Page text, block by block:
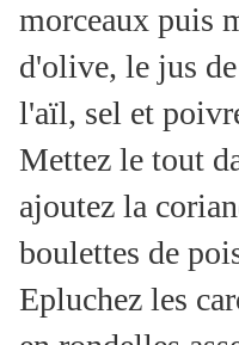
morceaux puis
d'olive, le jus
l'aïl, sel et
Mettez le tout
ajoutez la
boulettes de
Epluchez les